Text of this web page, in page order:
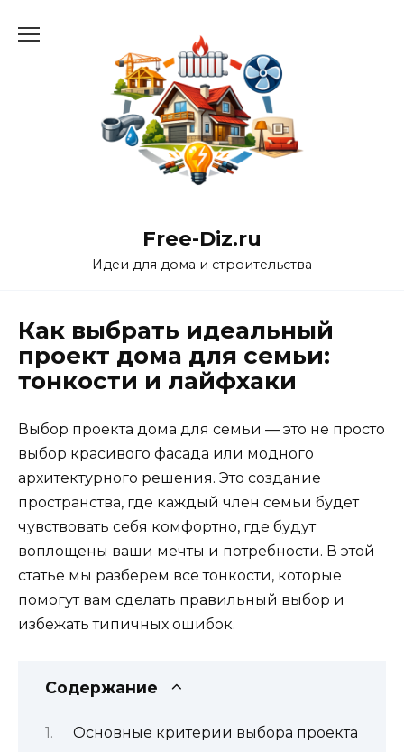
Free-Diz.ru
Идеи для дома и строительства
Как выбрать идеальный
проект дома для семьи:
тонкости и лайфхаки
Выбор проекта дома для семьи — это не просто
выбор красивого фасада или модного
архитектурного решения. Это создание
пространства, где каждый член семьи будет
чувствовать себя комфортно, где будут
воплощены ваши мечты и потребности. В этой
статье мы разберем все тонкости, которые
помогут вам сделать правильный выбор и
избежать типичных ошибок.
Содержание
Основные критерии выбора проекта